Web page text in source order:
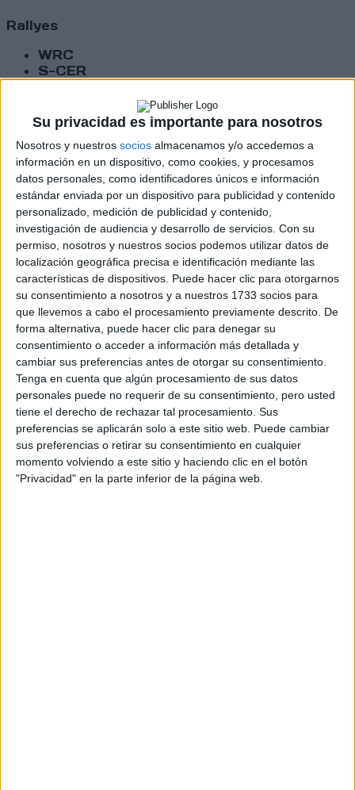
Su privacidad es importante para nosotros
Nosotros y nuestros socios almacenamos y/o accedemos a
información en un dispositivo, como cookies, y procesamos
datos personales, como identificadores únicos e información
estándar enviada por un dispositivo para publicidad y contenido
personalizado, medición de publicidad y contenido,
investigación de audiencia y desarrollo de servicios. Con su
permiso, nosotros y nuestros socios podemos utilizar datos de
localización geográfica precisa e identificación mediante las
características de dispositivos. Puede hacer clic para otorgarnos
su consentimiento a nosotros y a nuestros 1733 socios para
que llevemos a cabo el procesamiento previamente descrito. De
forma alternativa, puede hacer clic para denegar su
consentimiento o acceder a información más detallada y
cambiar sus preferencias antes de otorgar su consentimiento.
Tenga en cuenta que algún procesamiento de sus datos
personales puede no requerir de su consentimiento, pero usted
tiene el derecho de rechazar tal procesamiento. Sus
preferencias se aplicarán solo a este sitio web. Puede cambiar
sus preferencias o retirar su consentimiento en cualquier
momento volviendo a este sitio y haciendo clic en el botón
"Privacidad" en la parte inferior de la página web.
Rallyes
WRC
S-CER
CERT
Internacionales
Campeonatos Autonómicos
Históricos
Dakar
RallyCross
Circuitos
F1
Fórmula E
F2 / F3 / F4
Resistencia
Indycar
Otros
Producto
Producto
Web pensada para poder ofrecer diferentes
productos propios y ajenos para que los
aficionados los puedan adquirir